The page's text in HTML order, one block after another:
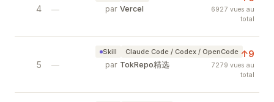
4 — Vercel Skills — Agent Skill Ecosystem
Open agent skills ecosystem from Vercel.
par Vercel
6927 vues au
total
5 —
Skill Claude Code / Codex / OpenCode
GPT Researcher — Autonomous
AI agent that generates detailed research
par TokRepo精选
↑9
7279 vues au
total